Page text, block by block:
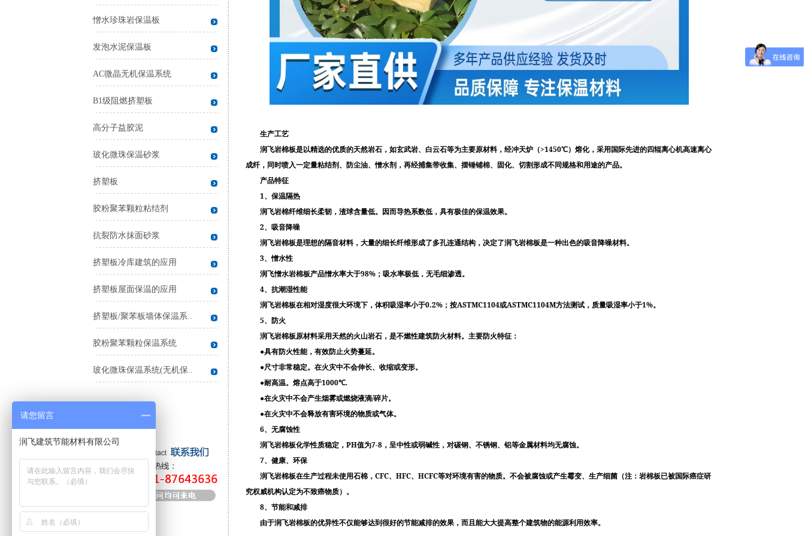
憎水珍珠岩保温板
发泡水泥保温板
AC微晶无机保温系统
B1级阻燃挤塑板
高分子益胶泥
玻化微珠保温砂浆
挤塑板
胶粉聚苯颗粒粘结剂
抗裂防水抹面砂浆
挤塑板冷库建筑的应用
挤塑板屋面保温的应用
挤塑板/聚苯板墙体保温系..
胶粉聚苯颗粒保温系统
玻化微珠保温系统(无机保..
生产工艺
润飞岩棉板是以精选的优质的天然岩石，如玄武岩、白云石等为主要原材料，经冲天炉（>1450℃）熔化，采用国际先进的四辊离心机高速离心
成纤，同时喷入一定量粘结剂、防尘油、憎水剂，再经捕集带收集、摆锤铺棉、固化、切割形成不同规格和用途的产品。
产品特征
1、保温隔热
润飞岩棉纤维细长柔韧，渣球含量低。因而导热系数低，具有极佳的保温效果。
2、吸音降噪
润飞岩棉板是理想的隔音材料，大量的细长纤维形成了多孔连通结构，决定了润飞岩棉板是一种出色的吸音降噪材料。
3、憎水性
润飞憎水岩棉板产品憎水率大于98%；吸水率极低，无毛细渗透。
4、抗潮湿性能
润飞岩棉板在相对湿度很大环境下，体积吸湿率小于0.2%；按ASTMC1104或ASTMC1104M方法测试，质量吸湿率小于1%。
5、防火
润飞岩棉板原材料采用天然的火山岩石，是不燃性建筑防火材料。主要防火特征：
●具有防火性能，有效防止火势蔓延。
●尺寸非常稳定。在火灾中不会伸长、收缩或变形。
●耐高温。熔点高于1000℃.
●在火灾中不会产生烟雾或燃烧液滴/碎片。
●在火灾中不会释放有害环境的物质或气体。
6、无腐蚀性
润飞岩棉板化学性质稳定， PH值为7-8，呈中性或弱碱性，对碳钢、不锈钢、铝等金属材料均无腐蚀。
7、健康、环保
润飞岩棉板在生产过程未使用石棉， CFC、 HFC、 HCFC等对环境有害的物质。不会被腐蚀或产生霉变、生产细菌（注：岩棉板已被国际癌症研
究权威机构认定为不致癌物质）。
8、节能和减排
由于润飞岩棉板的优异性不仅能够达到很好的节能减排的效果，而且能大大提高整个建筑物的能源利用效率。
请您留言
润飞建筑节能材料有限公司